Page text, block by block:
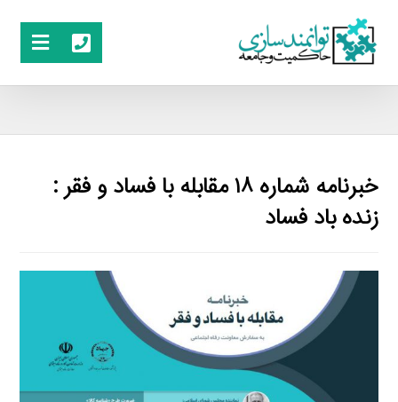
خبرنامه شماره ۱۸ مقابله با فساد و فقر :
زنده باد فساد